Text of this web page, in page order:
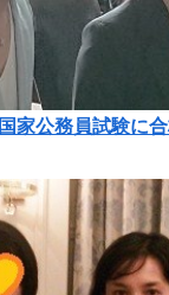
家公務員試験に